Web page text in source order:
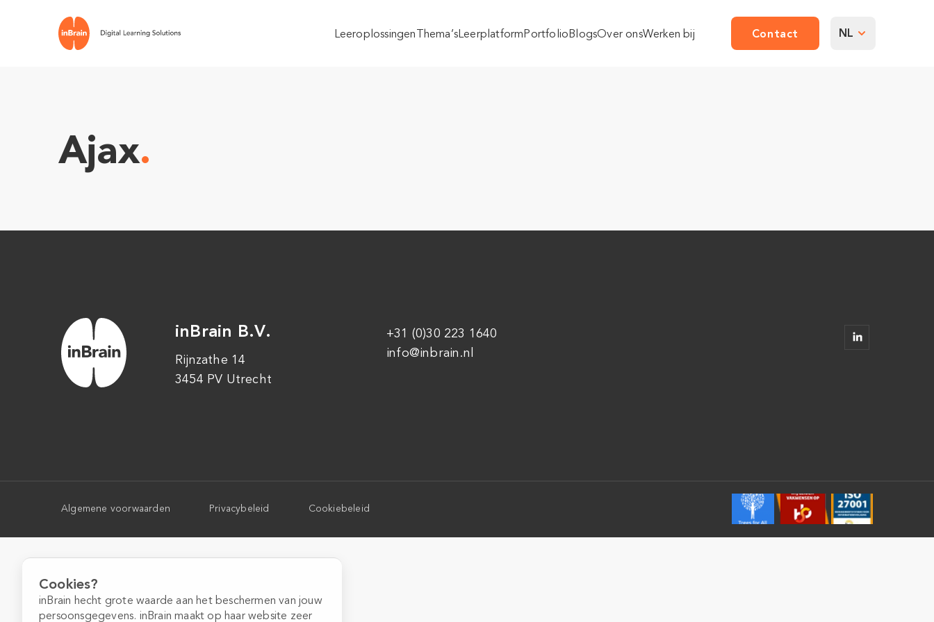
LeeroplossingenThema’sLeerplatformPortfolioBlogsOver onsWerken bij Contact NL
Ajax.
inBrain B.V.
Rijnzathe 14
3454 PV Utrecht
+31 (0)30 223 1640
info@inbrain.nl
Algemene voorwaarden Privacybeleid Cookiebeleid
Cookies?
inBrain hecht grote waarde aan het beschermen van jouw
persoonsgegevens. inBrain maakt op haar website zeer